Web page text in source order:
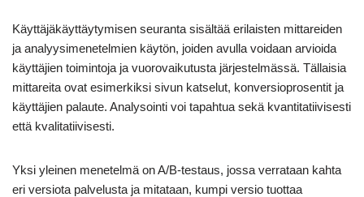
Käyttäjäkäyttäytymisen seuranta sisältää erilaisten mittareiden
ja analyysimenetelmien käytön, joiden avulla voidaan arvioida
käyttäjien toimintoja ja vuorovaikutusta järjestelmässä. Tällaisia
mittareita ovat esimerkiksi sivun katselut, konversioprosentit ja
käyttäjien palaute. Analysointi voi tapahtua sekä kvantitatiivisesti
että kvalitatiivisesti.
Yksi yleinen menetelmä on A/B-testaus, jossa verrataan kahta
eri versiota palvelusta ja mitataan, kumpi versio tuottaa